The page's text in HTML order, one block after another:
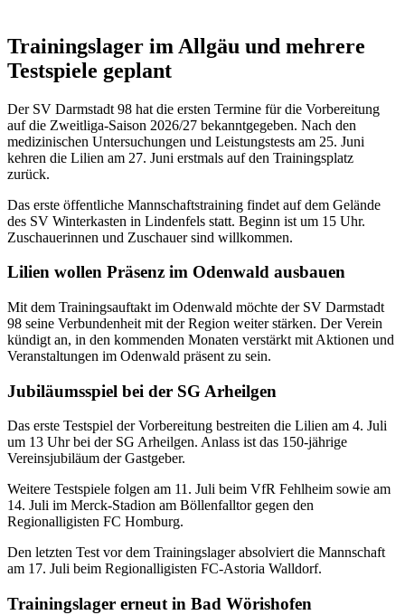
Trainingslager im Allgäu und mehrere
Testspiele geplant
Der SV Darmstadt 98 hat die ersten Termine für die Vorbereitung
auf die Zweitliga-Saison 2026/27 bekanntgegeben. Nach den
medizinischen Untersuchungen und Leistungstests am 25. Juni
kehren die Lilien am 27. Juni erstmals auf den Trainingsplatz
zurück.
Das erste öffentliche Mannschaftstraining findet auf dem Gelände
des SV Winterkasten in Lindenfels statt. Beginn ist um 15 Uhr.
Zuschauerinnen und Zuschauer sind willkommen.
Lilien wollen Präsenz im Odenwald ausbauen
Mit dem Trainingsauftakt im Odenwald möchte der SV Darmstadt
98 seine Verbundenheit mit der Region weiter stärken. Der Verein
kündigt an, in den kommenden Monaten verstärkt mit Aktionen und
Veranstaltungen im Odenwald präsent zu sein.
Jubiläumsspiel bei der SG Arheilgen
Das erste Testspiel der Vorbereitung bestreiten die Lilien am 4. Juli
um 13 Uhr bei der SG Arheilgen. Anlass ist das 150-jährige
Vereinsjubiläum der Gastgeber.
Weitere Testspiele folgen am 11. Juli beim VfR Fehlheim sowie am
14. Juli im Merck-Stadion am Böllenfalltor gegen den
Regionalligisten FC Homburg.
Den letzten Test vor dem Trainingslager absolviert die Mannschaft
am 17. Juli beim Regionalligisten FC-Astoria Walldorf.
Trainingslager erneut in Bad Wörishofen